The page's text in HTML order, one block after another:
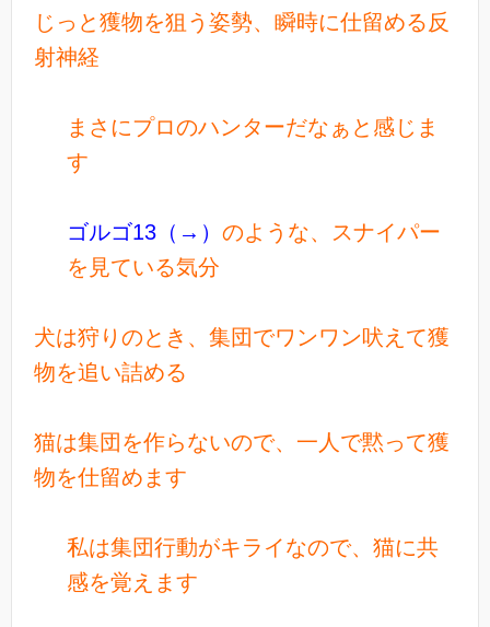
じっと獲物を狙う姿勢、瞬時に仕留める反
射神経
まさにプロのハンターだなぁと感じま
す
ゴルゴ13（→） のような、スナイパー
を見ている気分
犬は狩りのとき、集団でワンワン吠えて獲
物を追い詰める
猫は集団を作らないので、一人で黙って獲
物を仕留めます
私は集団行動がキライなので、猫に共
感を覚えます